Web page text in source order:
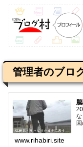
管理者のブロ
www.rihabiri.site